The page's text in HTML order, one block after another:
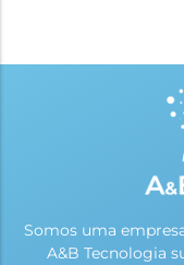
Somos uma
A&B Tecnologia